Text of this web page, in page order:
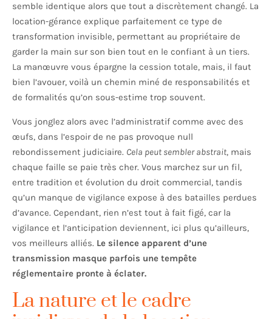
semble identique alors que tout a discrètement changé. La
location-gérance explique parfaitement ce type de
transformation invisible, permettant au propriétaire de
garder la main sur son bien tout en le confiant à un tiers.
La manœuvre vous épargne la cession totale, mais, il faut
bien l’avouer, voilà un chemin miné de responsabilités et
de formalités qu’on sous-estime trop souvent.
Vous jonglez alors avec l’administratif comme avec des
œufs, dans l’espoir de ne pas provoque null
rebondissement judiciaire. Cela peut sembler abstrait, mais
chaque faille se paie très cher. Vous marchez sur un fil,
entre tradition et évolution du droit commercial, tandis
qu’un manque de vigilance expose à des batailles perdues
d’avance. Cependant, rien n’est tout à fait figé, car la
vigilance et l’anticipation deviennent, ici plus qu’ailleurs,
vos meilleurs alliés. Le silence apparent d’une
transmission masque parfois une tempête
réglementaire pronte à éclater.
La nature et le cadre